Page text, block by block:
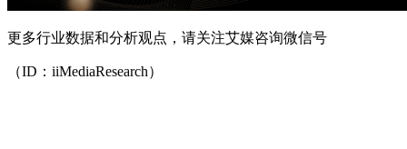
更多行业数据和分析观点，请关注艾媒咨询微信号
（ID：iiMediaResearch）